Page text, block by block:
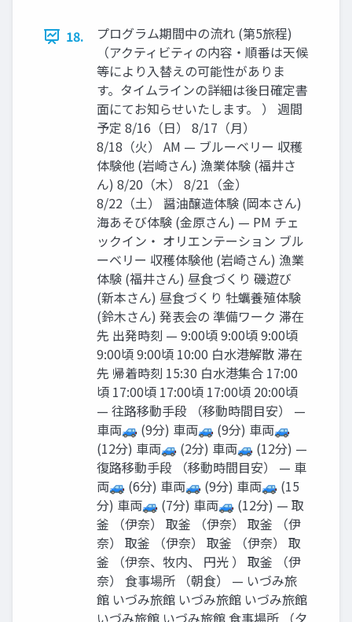
18.
プログラム期間中の流れ (第5旅程)
（アクティビティの内容‧順番は天候
等により⼊替えの可能性がありま
す。タイムラインの詳細は後⽇確定書
⾯にてお知らせいたします。 ） 週間
予定 8/16（⽇） 8/17（⽉）
8/18（⽕） AM — ブルーベリー 収穫
体験他 (岩崎さん) 漁業体験 (福井さ
ん) 8/20（⽊） 8/21（⾦）
8/22（⼟） 醤油醸造体験 (岡本さん)
海あそび体験 (⾦原さん) — PM チェ
ックイン‧ オリエンテーション ブル
ーベリー 収穫体験他 (岩崎さん) 漁業
体験 (福井さん) 昼⾷づくり 磯遊び
(新本さん) 昼⾷づくり 牡蠣養殖体験
(鈴⽊さん) 発表会の 準備ワーク 滞在
先 出発時刻 — 9:00頃 9:00頃 9:00頃
9:00頃 9:00頃 10:00 ⽩⽔港解散 滞在
先 帰着時刻 15:30 ⽩⽔港集合 17:00
頃 17:00頃 17:00頃 17:00頃 20:00頃
— 往路移動⼿段 （移動時間⽬安） —
⾞両🚙 (9分) ⾞両🚙 (9分) ⾞両🚙
(12分) ⾞両🚙 (2分) ⾞両🚙 (12分) —
復路移動⼿段 （移動時間⽬安） — ⾞
両🚙 (6分) ⾞両🚙 (9分) ⾞両🚙 (15
分) ⾞両🚙 (7分) ⾞両🚙 (12分) — 取
釜 （伊奈） 取釜 （伊奈） 取釜 （伊
奈） 取釜 （伊奈） 取釜 （伊奈） 取
釜 （伊奈、牧内、 円光 ） 取釜 （伊
奈） ⾷事場所 （朝⾷） — いづみ旅
館 いづみ旅館 いづみ旅館 いづみ旅館